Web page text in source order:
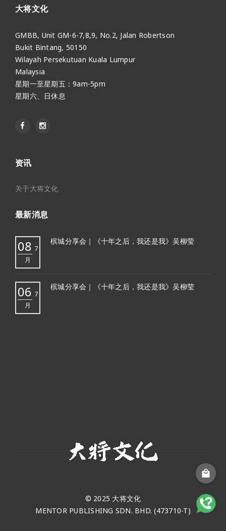
大将文化
GMBB, Unit GM-6-7,8,9, No.2, Jalan Robertson
Bukit Bintang, 50150
Wilayah Persekutuan Kuala Lumpur
Malaysia
星期一至星期五：9am-5pm
星期六、日休息
资讯
关于大将文化
最新消息
08 7
月
槟城分享会｜《十年之后，我还是我》吴柳莹
06 7
月
槟城分享会｜《十年之后，我还是我》吴柳莹
© 2025 大将文化
MENTOR PUBLISHING SDN. BHD. (473710-T)